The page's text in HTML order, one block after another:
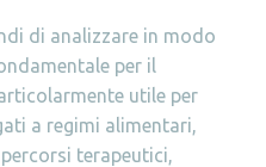
di analizzare in modo
per il
utile per
a regimi alimentari,
terapeutici,